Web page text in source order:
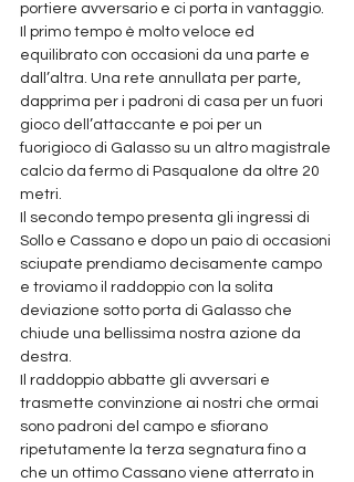
portiere avversario e ci porta in vantaggio.
Il primo tempo è molto veloce ed
equilibrato con occasioni da una parte e
dall’altra. Una rete annullata per parte,
dapprima per i padroni di casa per un fuori
gioco dell’attaccante e poi per un
fuorigioco di Galasso su un altro magistrale
calcio da fermo di Pasqualone da oltre 20
metri.
Il secondo tempo presenta gli ingressi di
Sollo e Cassano e dopo un paio di occasioni
sciupate prendiamo decisamente campo
e troviamo il raddoppio con la solita
deviazione sotto porta di Galasso che
chiude una bellissima nostra azione da
destra.
Il raddoppio abbatte gli avversari e
trasmette convinzione ai nostri che ormai
sono padroni del campo e sfiorano
ripetutamente la terza segnatura fino a
che un ottimo Cassano viene atterrato in